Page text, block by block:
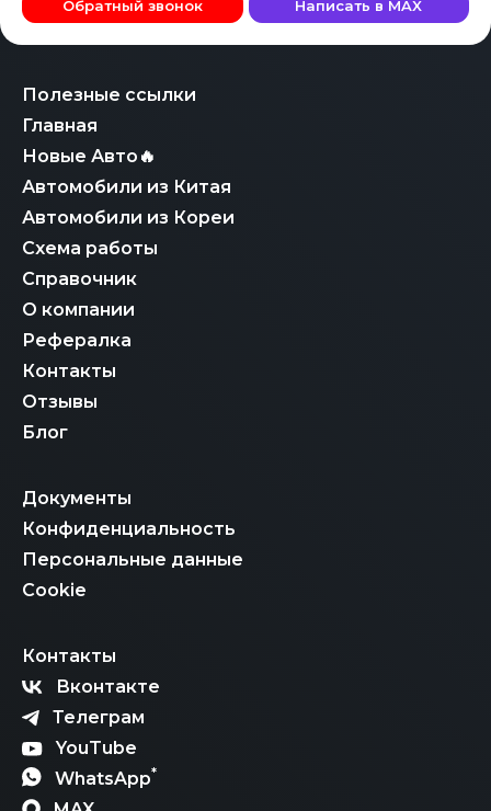
Полезные ссылки
Главная
Новые Авто🔥
Автомобили из Китая
Автомобили из Кореи
Схема работы
Справочник
О компании
Рефералка
Контакты
Отзывы
Блог
Документы
Конфиденциальность
Персональные данные
Cookie
Контакты
Вконтакте
Телеграм
YouTube
WhatsApp*
Обратный звонок Написать в MAX